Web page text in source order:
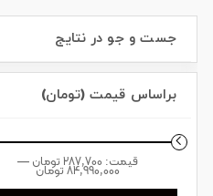
جست و جو در نتایج
براساس قیمت (تومان)
قیمت:287,700 تومان — 84,990,000 تومان